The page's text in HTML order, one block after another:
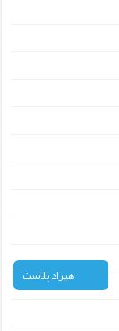
هیراد پلاست